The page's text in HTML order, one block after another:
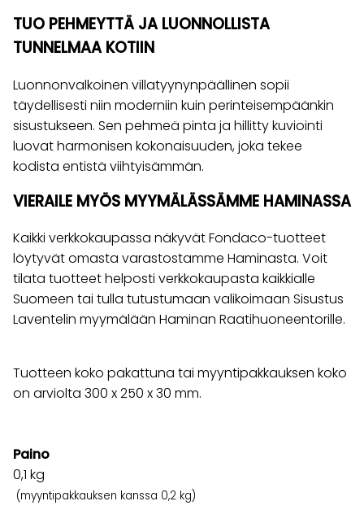
TUO PEHMEYTTÄ JA LUONNOLLISTA
TUNNELMAA KOTIIN
Luonnonvalkoinen villatyynynpäällinen sopii
täydellisesti niin moderniin kuin perinteisempäänkin
sisustukseen. Sen pehmeä pinta ja hillitty kuviointi
luovat harmonisen kokonaisuuden, joka tekee
kodista entistä viihtyisämmän.
VIERAILE MYÖS MYYMÄLÄSSÄMME HAMINASSA
Kaikki verkkokaupassa näkyvät Fondaco-tuotteet
löytyvät omasta varastostamme Haminasta. Voit
tilata tuotteet helposti verkkokaupasta kaikkialle
Suomeen tai tulla tutustumaan valikoimaan Sisustus
Laventelin myymälään Haminan Raatihuoneentorille.
Tuotteen koko pakattuna tai myyntipakkauksen koko
on arviolta 300 x 250 x 30 mm.
Paino
0,1 kg
(myyntipakkauksen kanssa 0,2 kg)